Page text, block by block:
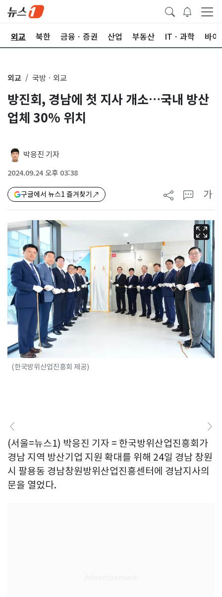
외교 북한 금융ㆍ증권 산업 부동산 ITㆍ과학 바이
외교 국방ㆍ외교
방진회, 경남에 첫 지사 개소…국내 방산
업체 30% 위치
박응진 기자
2024.09.24 오후 03:38
구글에서 뉴스1 즐겨찾기 가
(한국방위산업진흥회 제공)
(서울=뉴스1) 박응진 기자 = 한국방위산업진흥회가
경남 지역 방산기업 지원 확대를 위해 24일 경남 창원
시 팔용동 경남창원방위산업진흥센터에 경남지사의
문을 열었다.